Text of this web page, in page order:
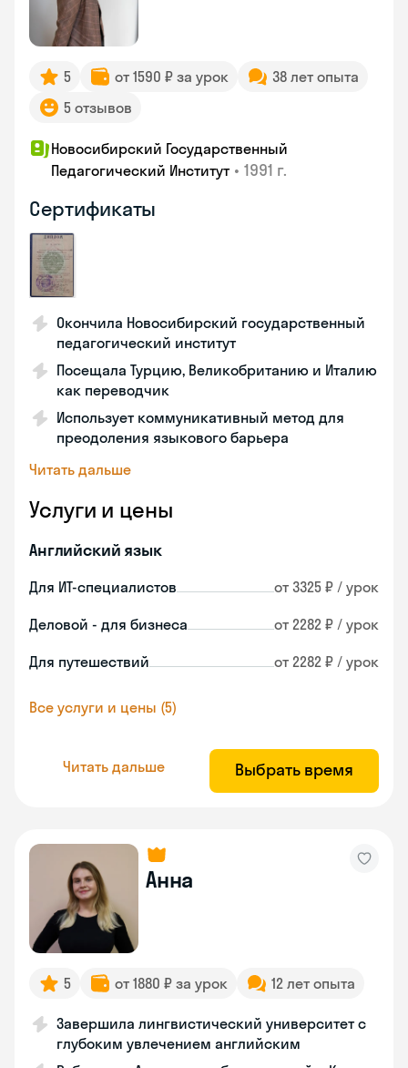
5 от 1590 ₽ за урок
38 лет опыта
5 отзывов
Новосибирский Государственный
Педагогический Институт • 1991 г.
Сертификаты
Окончила Новосибирский государственный
педагогический институт
Посещала Турцию, Великобританию и Италию
как переводчик
Использует коммуникативный метод для
преодоления языкового барьера
Читать дальше
Услуги и цены
Английский язык
Для ИТ-специалистов от 3325 ₽ / урок
Деловой - для бизнеса от 2282 ₽ / урок
Для путешествий от 2282 ₽ / урок
Все услуги и цены (5)
Читать дальше Выбрать время
Анна
5 от 1880 ₽ за урок 12 лет опыта
Завершила лингвистический университет с
глубоким увлечением английским